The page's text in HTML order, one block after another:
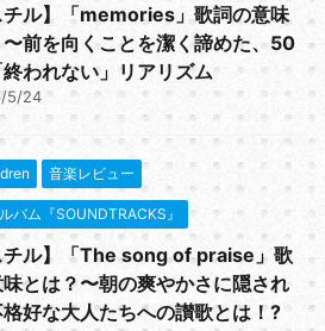
チル】「memories」歌詞の意味
〜前を向くことを潔く諦めた、50
われない」リアリズム
5/24
音楽レビュー
バム『SOUNDTRACKS』
チル】「The song of praise」歌
とは？〜朝の爽やかさに隠され
好な大人たちへの讃歌とは！?